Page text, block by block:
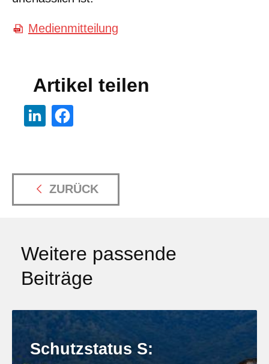
Medienmitteilung
Artikel teilen
ZURÜCK
Weitere passende
Beiträge
Schutzstatus S: